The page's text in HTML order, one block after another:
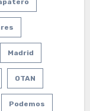
Madrid
OTAN
Podemos